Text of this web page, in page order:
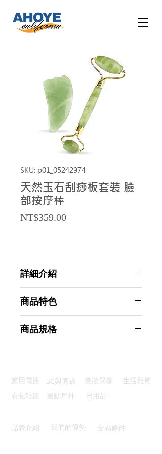
SKU: p01_05242974
天然玉石刮痧板套裝 臉
部按摩棒
NT$359.00Price
詳細介紹
商品特色
按摩穴位：疏通穴位血液暢通經絡
商品規格
主要材質：岫玉
商品尺寸：14*6*2cm
產地名稱：中國大陸
代理商：亞桓有限公司
家用電器 3C與周邊 美妝保養
生活雜貨
衣包鞋錶
運動戶外 日用品
品牌介紹 我們的優勢 交易條件